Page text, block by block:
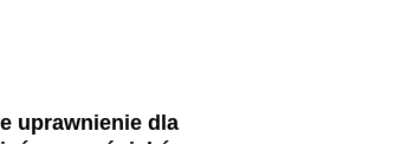
uprawnienie dla